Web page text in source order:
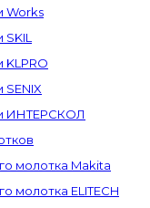
Works
KLPRO
ИНТЕРСКОЛ
молотка Makita
молотка ELITECH